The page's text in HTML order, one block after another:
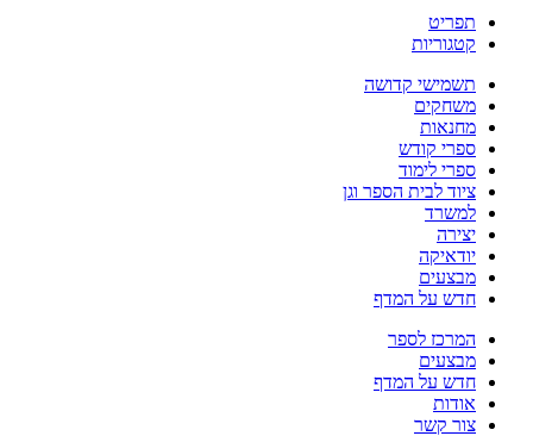
תפריט
קטגוריות
תשמישי קדושה
משחקים
מחנאות
ספרי קודש
ספרי לימוד
ציוד לבית הספר וגן
למשרד
יצירה
יודאיקה
מבצעים
חדש על המדף
המרכז לספר
מבצעים
חדש על המדף
אודות
צור קשר